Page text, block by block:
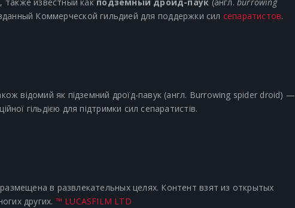
Коммерческой гильдией для поддержки сил сепаратистов.
відомий як підземний дроїд-павук (англ. Burrowing spider droid) —
гільдією для підтримки сил сепаратистів.
в развлекательных целях. Контент взят из открытых
других. ™ LUCASFILM LTD